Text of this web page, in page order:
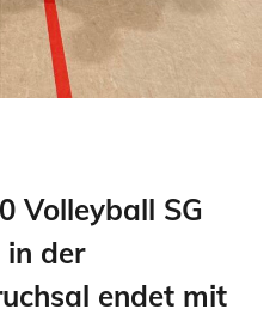
Volleyball SG
in der
endet mit